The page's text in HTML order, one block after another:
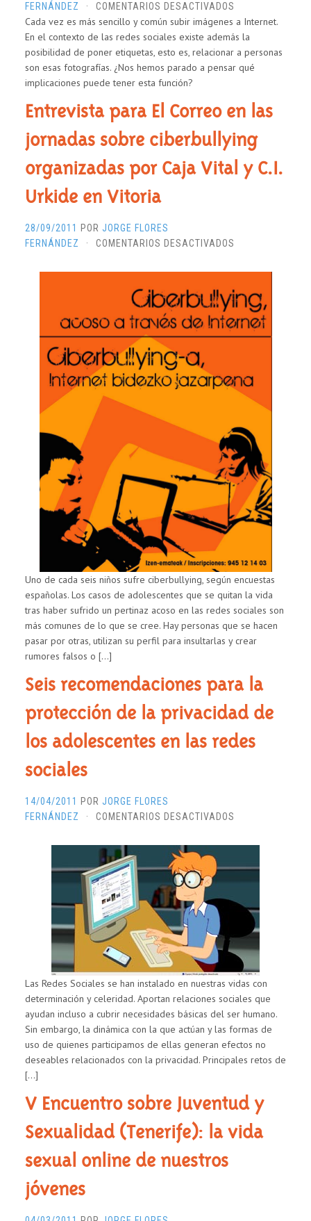
CON
LA
COLABORACIÓN
DE
FERNÁNDEZ
· COMENTARIOS DESACTIVADOS
PRIVACIDAD
Y
REDES
SOCIALES:
PROBLEMAS
Cada vez es más sencillo y común subir imágenes a Internet.
En el contexto de las redes sociales existe además la
posibilidad de poner etiquetas, esto es, relacionar a personas
son esas fotografías. ¿Nos hemos parado a pensar qué
implicaciones puede tener esta función?
Entrevista para El Correo en las
jornadas sobre ciberbullying
organizadas por Caja Vital y C.I.
Urkide en Vitoria
28/09/2011 POR JORGE FLORES
FERNÁNDEZ
· COMENTARIOS DESACTIVADOS
PARA
EL
CORREO
EN
LAS
CIBERBULLYING
ORGANIZADAS
CAJA
VITAL
Y
C.I.
URKIDE
EN
VITORIA
Uno de cada seis niños sufre ciberbullying, según encuestas
españolas. Los casos de adolescentes que se quitan la vida
tras haber sufrido un pertinaz acoso en las redes sociales son
más comunes de lo que se cree. Hay personas que se hacen
pasar por otras, utilizan su perfil para insultarlas y crear
rumores falsos o […]
Seis recomendaciones para la
protección de la privacidad de
los adolescentes en las redes
sociales
14/04/2011 POR JORGE FLORES
FERNÁNDEZ
· COMENTARIOS DESACTIVADOS
DE
PRIVACIDAD
DE
LOS
ADOLESCENTES
EN
LAS
REDES
SOCIALES
Las Redes Sociales se han instalado en nuestras vidas con
determinación y celeridad. Aportan relaciones sociales que
ayudan incluso a cubrir necesidades básicas del ser humano.
Sin embargo, la dinámica con la que actúan y las formas de
uso de quienes participamos de ellas generan efectos no
deseables relacionados con la privacidad. Principales retos de
[…]
V Encuentro sobre Juventud y
Sexualidad (Tenerife): la vida
sexual online de nuestros
jóvenes